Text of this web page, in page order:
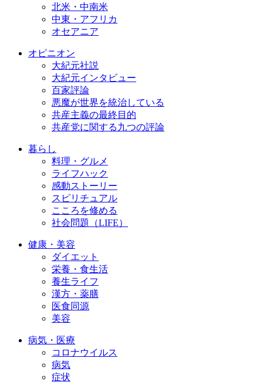
北米・中南米
中東・アフリカ
オセアニア
オピニオン
大紀元社説
大紀元インタビュー
百家評論
悪魔が世界を統治している
共産主義の最終目的
共産党に関する九つの評論
暮らし
料理・グルメ
ライフハック
感動ストーリー
スピリチュアル
こころを修める
社会問題（LIFE）
健康・美容
ダイエット
栄養・食生活
養生ライフ
漢方・薬膳
医食同源
美容
病気・医療
コロナウイルス
病気
症状